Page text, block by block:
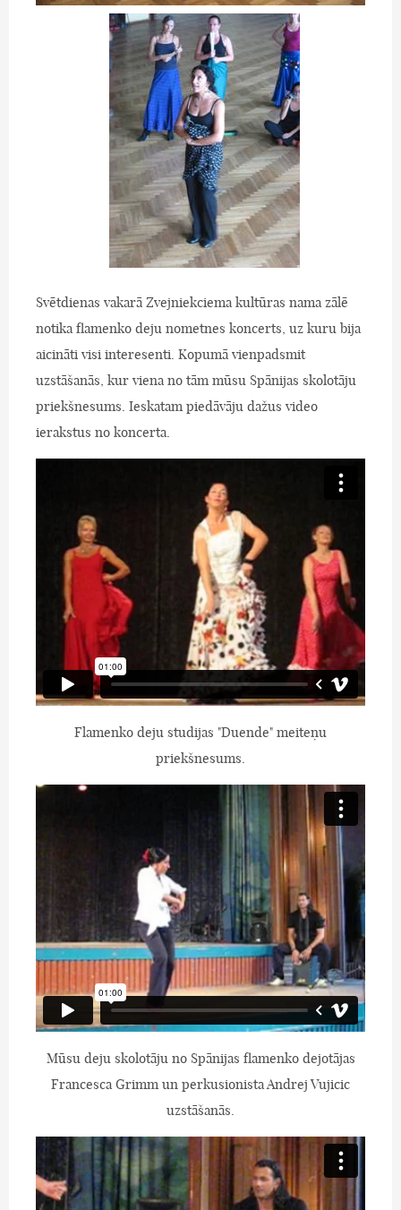
Svētdienas vakarā Zvejniekciema kultūras nama zālē
notika flamenko deju nometnes koncerts, uz kuru bija
aicināti visi interesenti. Kopumā vienpadsmit
uzstāšanās, kur viena no tām mūsu Spānijas skolotāju
priekšnesums. Ieskatam piedāvāju dažus video
ierakstus no koncerta.
Flamenko deju studijas "Duende" meiteņu
priekšnesums.
Mūsu deju skolotāju no Spānijas flamenko dejotājas
Francesca Grimm un perkusionista Andrej Vujicic
uzstāšanās.